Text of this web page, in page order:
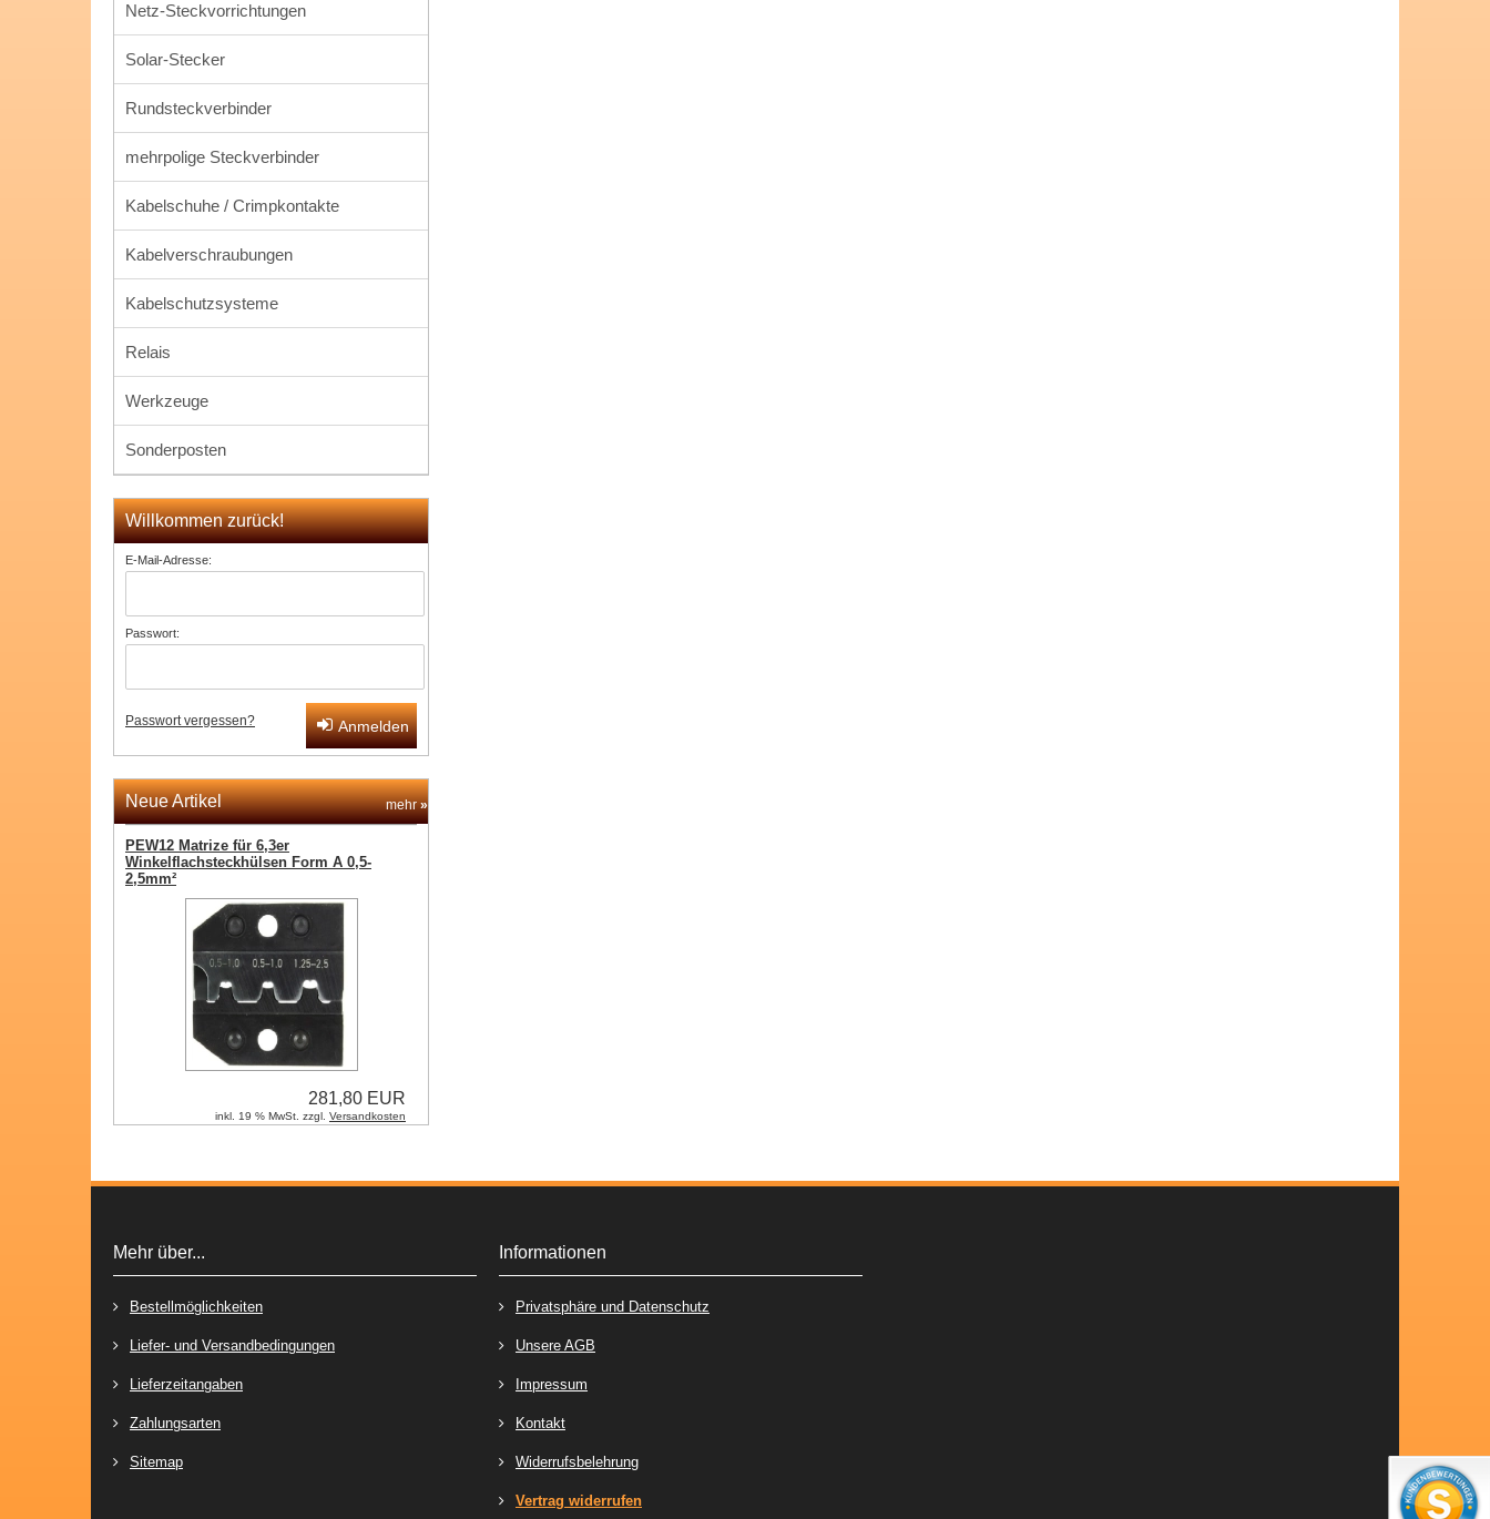
Netz-Steckvorrichtungen
Solar-Stecker
Rundsteckverbinder
mehrpolige Steckverbinder
Kabelschuhe / Crimpkontakte
Kabelverschraubungen
Kabelschutzsysteme
Relais
Werkzeuge
Sonderposten
Willkommen zurück!
E-Mail-Adresse:
Passwort:
Passwort vergessen? Anmelden
Neue Artikel mehr»
PEW12 Matrize für 6,3er
Winkelflachsteckhülsen Form A 0,5-
2,5mm²
281,80 EUR
inkl. 19 % MwSt. zzgl. Versandkosten
Mehr über...
Bestellmöglichkeiten
Liefer- und Versandbedingungen
Lieferzeitangaben
Zahlungsarten
Sitemap
Informationen
Privatsphäre und Datenschutz
Unsere AGB
Impressum
Kontakt
Widerrufsbelehrung
Vertrag widerrufen